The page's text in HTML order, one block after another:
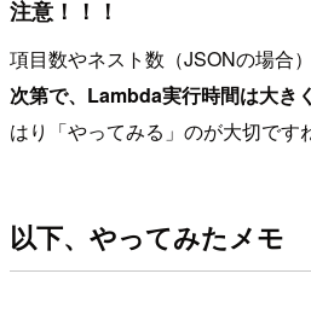
注意！！！
項目数やネスト数（JSONの場合）
次第で、Lambda実行時間は大き
はり「やってみる」のが大切です
以下、やってみたメモ